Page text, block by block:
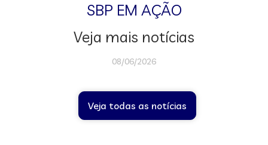
SBP EM AÇÃO
Veja mais notícias
08/06/2026
Veja todas as notícias